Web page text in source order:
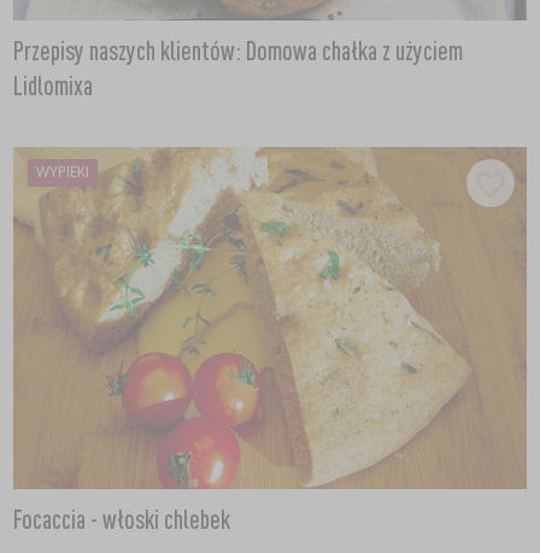
Przepisy naszych klientów: Domowa chałka z użyciem
Lidlomixa
WYPIEKI
Focaccia - włoski chlebek